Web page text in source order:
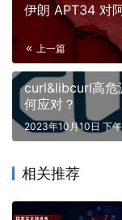
伊朗 APT34 对
上一篇
curl&libcurl高
何应对？
2023年10月10日 下午
相关推荐